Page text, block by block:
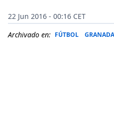
22 Jun 2016 - 00:16 CET
Archivado en: FÚTBOL